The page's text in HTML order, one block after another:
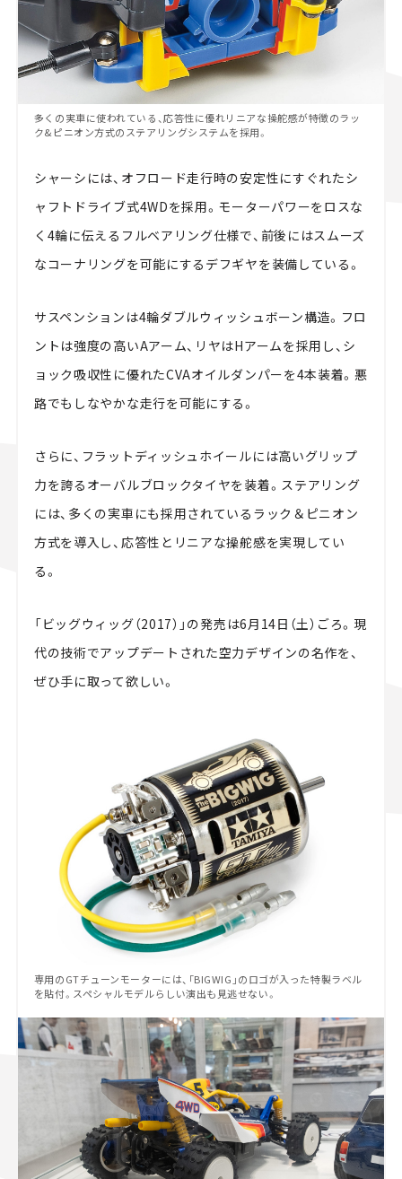
多くの実車に使われている、応答性に優れリニアな操舵感が特徴のラッ
ク&ピニオン方式のステアリングシステムを採用。
シャーシには、オフロード走行時の安定性にすぐれたシ
ャフトドライブ式4WDを採用。モーターパワーをロスな
く4輪に伝えるフルベアリング仕様で、前後にはスムーズ
なコーナリングを可能にするデフギヤを装備している。
サスペンションは4輪ダブルウィッシュボーン構造。フロ
ントは強度の高いAアーム、リヤはHアームを採用し、シ
ョック吸収性に優れたCVAオイルダンパーを4本装着。悪
路でもしなやかな走行を可能にする。
さらに、フラットディッシュホイールには高いグリップ
力を誇るオーバルブロックタイヤを装着。ステアリング
には、多くの実車にも採用されているラック＆ピニオン
方式を導入し、応答性とリニアな操舵感を実現してい
る。
「ビッグウィッグ（2017）」の発売は6月14日（土）ごろ。現
代の技術でアップデートされた空力デザインの名作を、
ぜひ手に取って欲しい。
専用のGTチューンモーターには、「BIGWIG」のロゴが入った特製ラベル
を貼付。スペシャルモデルらしい演出も見逃せない。